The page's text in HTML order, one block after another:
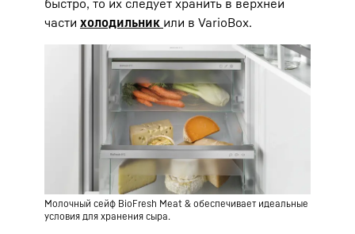
части холодильник или в VarioBox.
Молочный сейф BioFresh Meat & обеспечивает идеальные
условия для хранения сыра.